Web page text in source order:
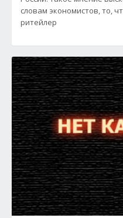
словам экономистов, то,
ритейлер